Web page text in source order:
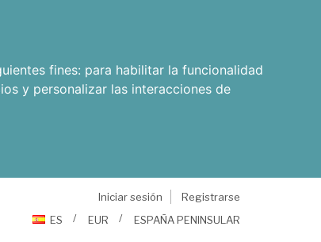
fines: para habilitar la funcionalidad
y personalizar las interacciones de
Iniciar sesión
Registrarse
ES
EUR ESPAÑA PENINSULAR